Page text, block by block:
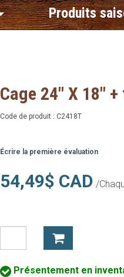
Produits
Cage 24" X 18"
Code de produit : C2418T
Écrire la première évaluation
54,49$ CAD /
Présentement en